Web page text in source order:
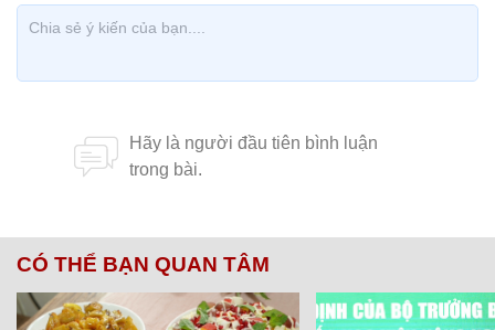
CÓ THỂ BẠN QUAN TÂM